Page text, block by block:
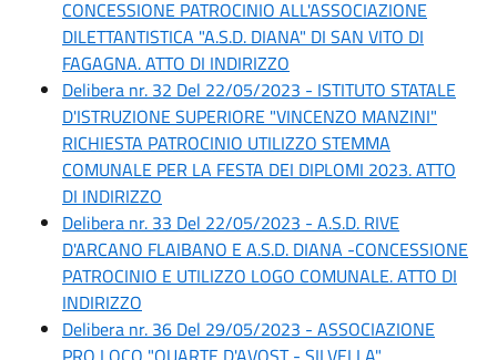
CONCESSIONE PATROCINIO ALL'ASSOCIAZIONE
DILETTANTISTICA "A.S.D. DIANA" DI SAN VITO DI
FAGAGNA. ATTO DI INDIRIZZO
Delibera nr. 32 Del 22/05/2023 - ISTITUTO STATALE
D'ISTRUZIONE SUPERIORE "VINCENZO MANZINI"
RICHIESTA PATROCINIO UTILIZZO STEMMA
COMUNALE PER LA FESTA DEI DIPLOMI 2023. ATTO
DI INDIRIZZO
Delibera nr. 33 Del 22/05/2023 - A.S.D. RIVE
D'ARCANO FLAIBANO E A.S.D. DIANA -CONCESSIONE
PATROCINIO E UTILIZZO LOGO COMUNALE. ATTO DI
INDIRIZZO
Delibera nr. 36 Del 29/05/2023 - ASSOCIAZIONE